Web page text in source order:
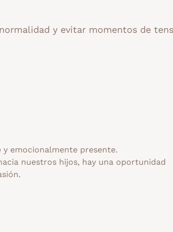
y evitar momentos de
emocionalmente presente.
nuestros hijos, hay una oportunidad